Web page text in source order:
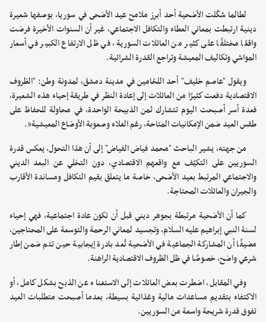
لطالما شكّلت الأضحية أحد أبرز ملامح عيد الأضحى في سوريا، بوصفها شعيرة
دينية ارتبطت بمعاني العطاء والتكافل الاجتماعي، غير أن السنوات الأخيرة فرضت
واقعًا مختلفًا على كثير من العائلات السورية، في ظل الارتفاع الكبير في أسعار
المواشي وتكاليف المعيشة وتراجع القدرة الشرائية.
ويقول "عاصم خليف" أحد اللحّامين في مدينة دمشق، لمدونة وطن: "الظروف
الاقتصادية دفعت كثيرًا من العائلات إلى إعادة النظر في طريقة إحياء هذه الشعيرة،
فعدة أسر أصبحت اليوم تتشارك ثمن الذبيحة الواحدة، في محاولة للحفاظ على
طقس العيد ضمن الإمكانيات المتاحة، رغم الغلاء وصعوبة الأوضاع المعيشية”.
من جهته، يشير الباحث "محمد فياض الفياض" إلى أن هذا التحول، يعكس قدرة
السوريين على التكيّف مع واقعهم الاقتصادي، دون التخلي عن البعد الديني
والاجتماعي المرتبط بعيد الأضحى، خاصة ما يتعلق بقيم التكافل ومساندة الأقارب
والجيران والعائلات المحتاجة.
كما أن الأضحية مرتبطة بجوهر ديني قبل أن تكون عادة اجتماعية، فهي إحياء
لسنة النبي إبراهيم عليه السلام، وتجسيد لمعاني الرحمة والتوسعة على المحتاجين،
مضيفًا أن المشاركة الجماعية في الأضحية تُعد بادرة إيجابية حين تتم ضمن إطار
شرعي واضح، خصوصًا في ظل الظروف الاقتصادية الراهنة.
وفي المقابل، اضطرت بعض العائلات إلى الاستغناء عن الذبح بشكل كامل، أو
الاكتفاء بتقديم مساعدات مالية وغذائية بسيطة، بعدما أصبحت متطلبات العيد
تفوق قدرة شريحة واسعة من السوريين.